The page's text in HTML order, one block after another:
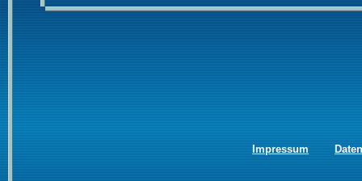
Impressum